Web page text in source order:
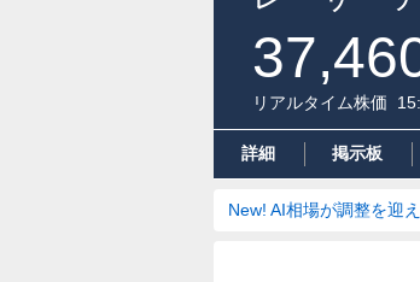
リアルタイム株価
詳細 掲示板
New! AI相場が調整を迎